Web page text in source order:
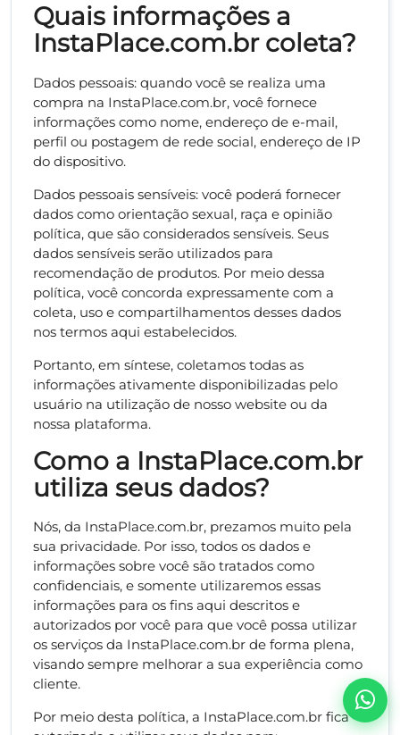
Quais informações a
InstaPlace.com.br coleta?
Dados pessoais: quando você se realiza uma
compra na InstaPlace.com.br, você fornece
informações como nome, endereço de e-mail,
perfil ou postagem de rede social, endereço de IP
do dispositivo.
Dados pessoais sensíveis: você poderá fornecer
dados como orientação sexual, raça e opinião
política, que são considerados sensíveis. Seus
dados sensíveis serão utilizados para
recomendação de produtos. Por meio dessa
política, você concorda expressamente com a
coleta, uso e compartilhamentos desses dados
nos termos aqui estabelecidos.
Portanto, em síntese, coletamos todas as
informações ativamente disponibilizadas pelo
usuário na utilização de nosso website ou da
nossa plataforma.
Como a InstaPlace.com.br
utiliza seus dados?
Nós, da InstaPlace.com.br, prezamos muito pela
sua privacidade. Por isso, todos os dados e
informações sobre você são tratados como
confidenciais, e somente utilizaremos essas
informações para os fins aqui descritos e
autorizados por você para que você possa utilizar
os serviços da InstaPlace.com.br de forma plena,
visando sempre melhorar a sua experiência como
cliente.
Por meio desta política, a InstaPlace.com.br fica